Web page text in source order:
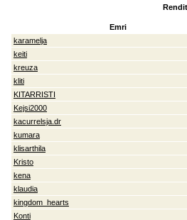
Emri
karamelja
keiti
kreuza
kliti
KITARRISTI
Kejsi2000
kacurrelsja.dr
kumara
klisarthila
Kristo
kena
klaudia
kingdom_hearts
Konti